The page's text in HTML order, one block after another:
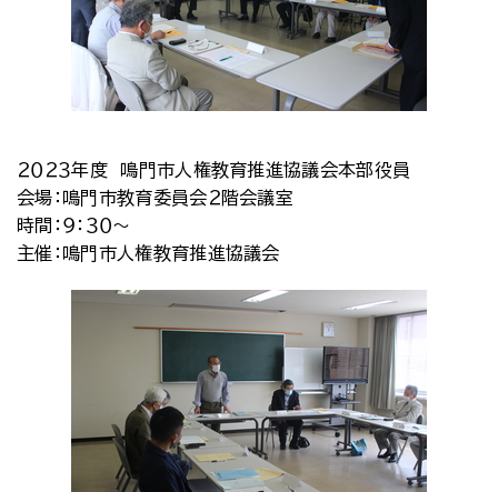
２０２３年度 鳴門市人権教育推進協議会本部役員
会場：鳴門市教育委員会２階会議室
時間：９：３０～
主催：鳴門市人権教育推進協議会